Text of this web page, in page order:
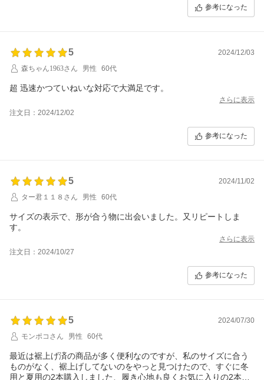
参考になった
5
2024/12/03
森ちゃん1963さん
男性 60代
超 迅速かつていねいな対応で大満足です。
さらに表示
注文日：2024/12/02
参考になった
5
2024/11/02
ター君１１８さん
男性 60代
サイズの表示で、形が合う物に出会いました。又リピートしま
す。
さらに表示
注文日：2024/10/27
参考になった
5
2024/07/30
モンポコさん
男性 60代
最近は裾上げ済の商品が多く便利なのですが、私のサイズに合う
ものがなく、裾上げしてないのをやっと見つけたので、すぐに冬
用と夏用の2本購入しました、履き心地も良くお気に入りの2本に